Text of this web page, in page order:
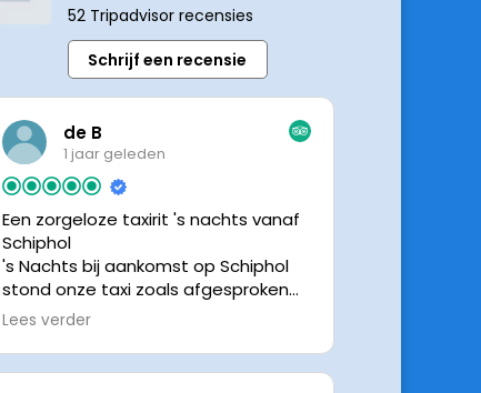
52 Tripadvisor recensies
Schrijf een recensie
de B
1 jaar geleden
Een zorgeloze taxirit 's nachts vanaf
Schiphol
's Nachts bij aankomst op Schiphol
stond onze taxi zoals afgesproken
keurig te wachten. Dankzij de goede
chauffeur wisten we precies waar de
Lees verder